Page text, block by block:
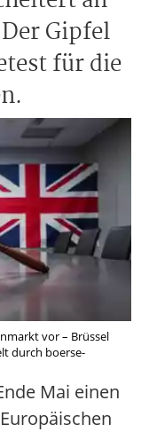
Gipfel
für die
vor – Brüssel
durch boerse-
Mai einen